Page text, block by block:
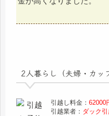
2人暮らし（夫婦・カッ
引越し料金：62000
引越業者： ダック